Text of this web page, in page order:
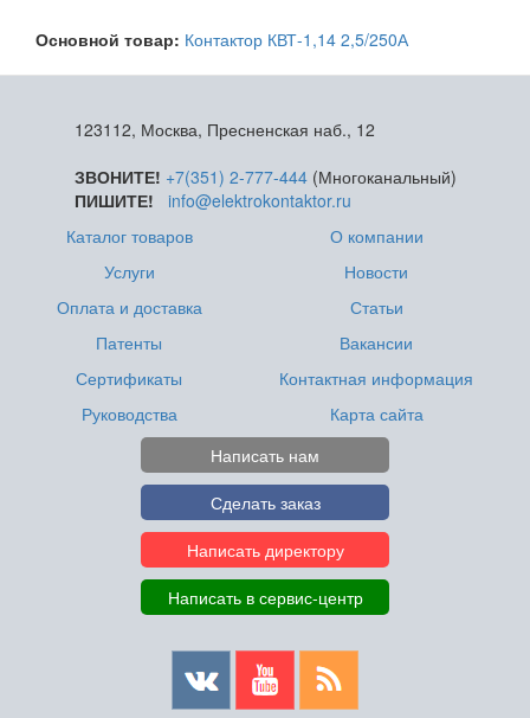
Основной товар: Контактор КВТ-1,14 2,5/250А
123112, Москва, Пресненская наб., 12
ЗВОНИТЕ! +7(351) 2-777-444(Многоканальный)
ПИШИТЕ!
info@elektrokontaktor.ru
Каталог товаров
Услуги
Оплата и доставка
Патенты
Сертификаты
Руководства
О компании
Новости
Статьи
Вакансии
Контактная информация
Карта сайта
Написать нам
Сделать заказ
Написать директору
Написать в сервис-центр